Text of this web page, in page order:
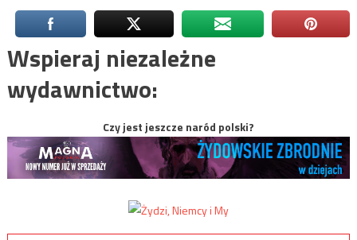
Wspieraj niezależne
wydawnictwo:
Czy jest jeszcze naród polski?